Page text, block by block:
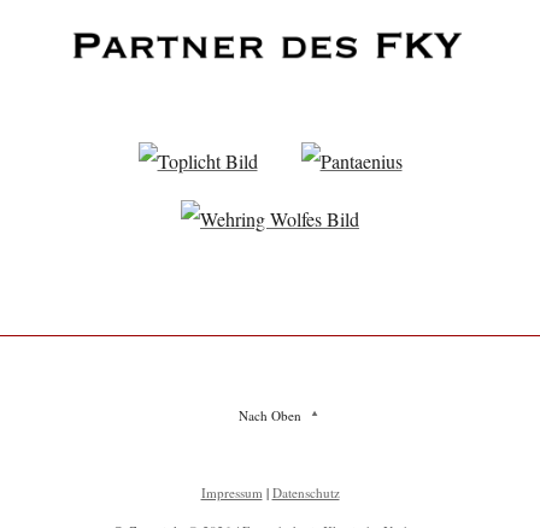
Nach Oben
Impressum | Datenschutz